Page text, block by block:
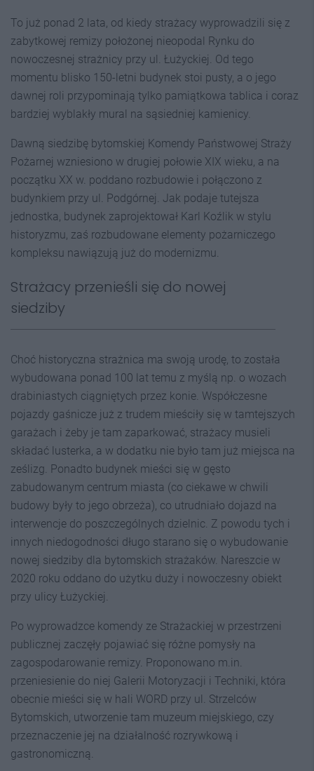
To już ponad 2 lata, od kiedy strażacy wyprowadzili się z
zabytkowej remizy położonej nieopodal Rynku do
nowoczesnej strażnicy przy ul. Łużyckiej. Od tego
momentu blisko 150-letni budynek stoi pusty, a o jego
dawnej roli przypominają tylko pamiątkowa tablica i coraz
bardziej wyblakły mural na sąsiedniej kamienicy.
Dawną siedzibę bytomskiej Komendy Państwowej Straży
Pożarnej wzniesiono w drugiej połowie XIX wieku, a na
początku XX w. poddano rozbudowie i połączono z
budynkiem przy ul. Podgórnej. Jak podaje tutejsza
jednostka, budynek zaprojektował Karl Koźlik w stylu
historyzmu, zaś rozbudowane elementy pożarniczego
kompleksu nawiązują już do modernizmu.
Strażacy przenieśli się do nowej
siedziby
Choć historyczna strażnica ma swoją urodę, to została
wybudowana ponad 100 lat temu z myślą np. o wozach
drabiniastych ciągniętych przez konie. Współczesne
pojazdy gaśnicze już z trudem mieściły się w tamtejszych
garażach i żeby je tam zaparkować, strażacy musieli
składać lusterka, a w dodatku nie było tam już miejsca na
ześlizg. Ponadto budynek mieści się w gęsto
zabudowanym centrum miasta (co ciekawe w chwili
budowy były to jego obrzeża), co utrudniało dojazd na
interwencje do poszczególnych dzielnic. Z powodu tych i
innych niedogodności długo starano się o wybudowanie
nowej siedziby dla bytomskich strażaków. Nareszcie w
2020 roku oddano do użytku duży i nowoczesny obiekt
przy ulicy Łużyckiej.
Po wyprowadzce komendy ze Strażackiej w przestrzeni
publicznej zaczęły pojawiać się różne pomysły na
zagospodarowanie remizy. Proponowano m.in.
przeniesienie do niej Galerii Motoryzacji i Techniki, która
obecnie mieści się w hali WORD przy ul. Strzelców
Bytomskich, utworzenie tam muzeum miejskiego, czy
przeznaczenie jej na działalność rozrywkową i
gastronomiczną.